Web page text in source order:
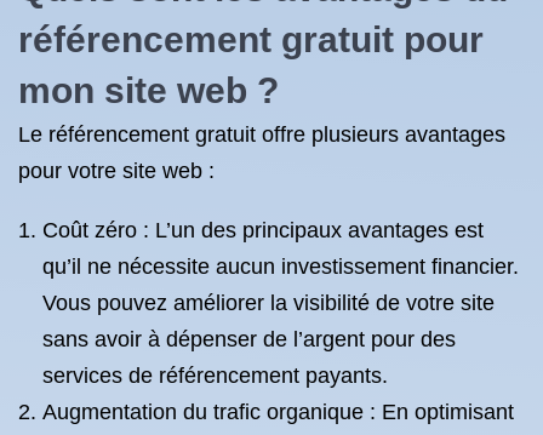
référencement gratuit pour
mon site web ?
Le référencement gratuit offre plusieurs avantages
pour votre site web :
Coût zéro : L’un des principaux avantages est
qu’il ne nécessite aucun investissement financier.
Vous pouvez améliorer la visibilité de votre site
sans avoir à dépenser de l’argent pour des
services de référencement payants.
Augmentation du trafic organique : En optimisant